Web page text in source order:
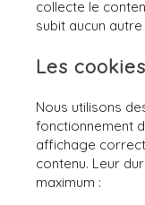
collecte le
subit aucun
Les cookies
Nous utilisons
fonctionnement
affichage
contenu. Leur
maximum :